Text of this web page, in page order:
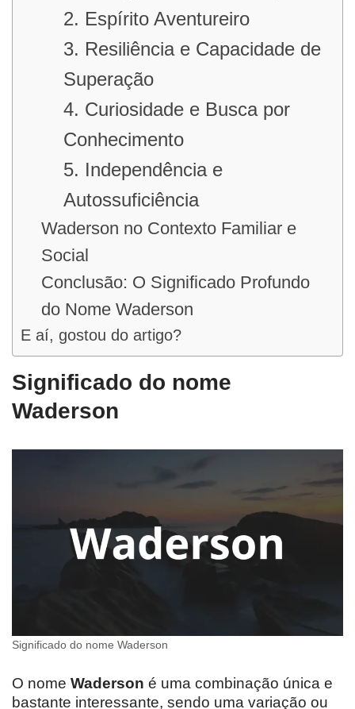
2. Espírito Aventureiro
3. Resiliência e Capacidade de
Superação
4. Curiosidade e Busca por
Conhecimento
5. Independência e
Autossuficiência
Waderson no Contexto Familiar e
Social
Conclusão: O Significado Profundo
do Nome Waderson
E aí, gostou do artigo?
Significado do nome
Waderson
Significado do nome Waderson
O nome Waderson é uma combinação única e
bastante interessante, sendo uma variação ou